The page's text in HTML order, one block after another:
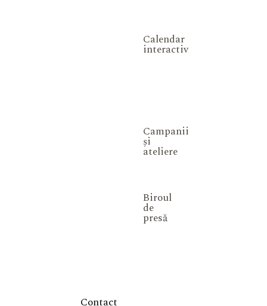
Calendar
interactiv
Campanii
și
ateliere
Biroul
de
presă
Contact